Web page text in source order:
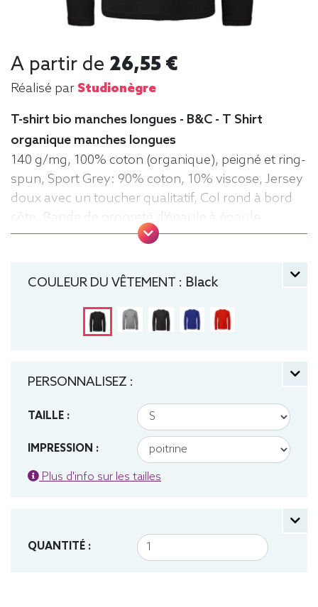
A partir de 26,55 €
Réalisé par Studionègre
T-shirt bio manches longues - B&C - T Shirt
organique manches longues
140 g/mg, 100% coton (organique), peigné et ring-
spun, Sport Grey: 90% coton, 10% viscose, Jersey
doux avec un toucher qualitatif, Col rond à bord
côte, Bande de propreté d'épaule à épaule,
Coutures latérales, puce de taille, Lavable jusqu'à
Léger, Homme, Col rond, Bio / Organic, B&C
COULEUR DU VÊTEMENT : Black
PERSONNALISEZ :
TAILLE :
IMPRESSION :
Plus d'info sur les tailles
QUANTITÉ :